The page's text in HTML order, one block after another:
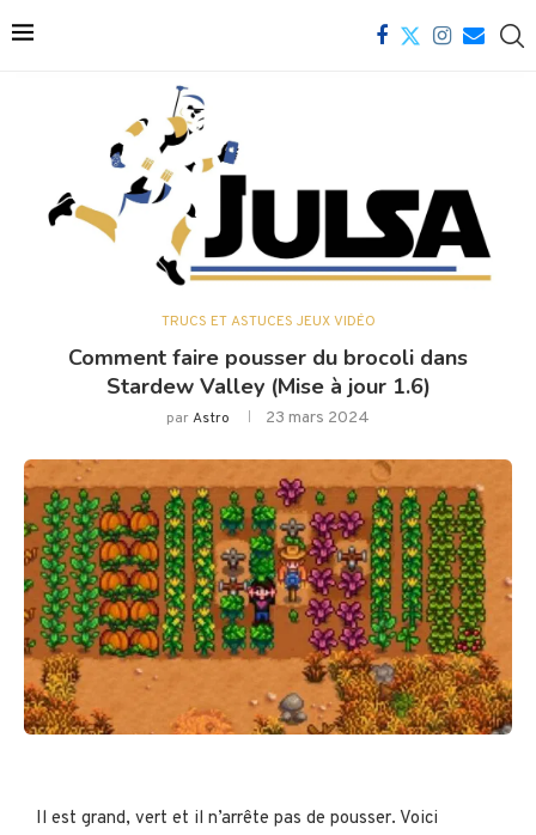
TRUCS ET ASTUCES JEUX VIDÉO
Comment faire pousser du brocoli dans
Stardew Valley (Mise à jour 1.6)
parAstro 23 mars 2024
Il est grand, vert et il n’arrête pas de pousser. Voici